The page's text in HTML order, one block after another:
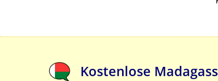
Kostenlose